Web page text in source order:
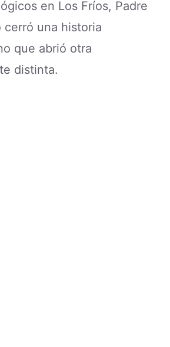
en Los Fríos, Padre
cerró una historia
que abrió otra
distinta.